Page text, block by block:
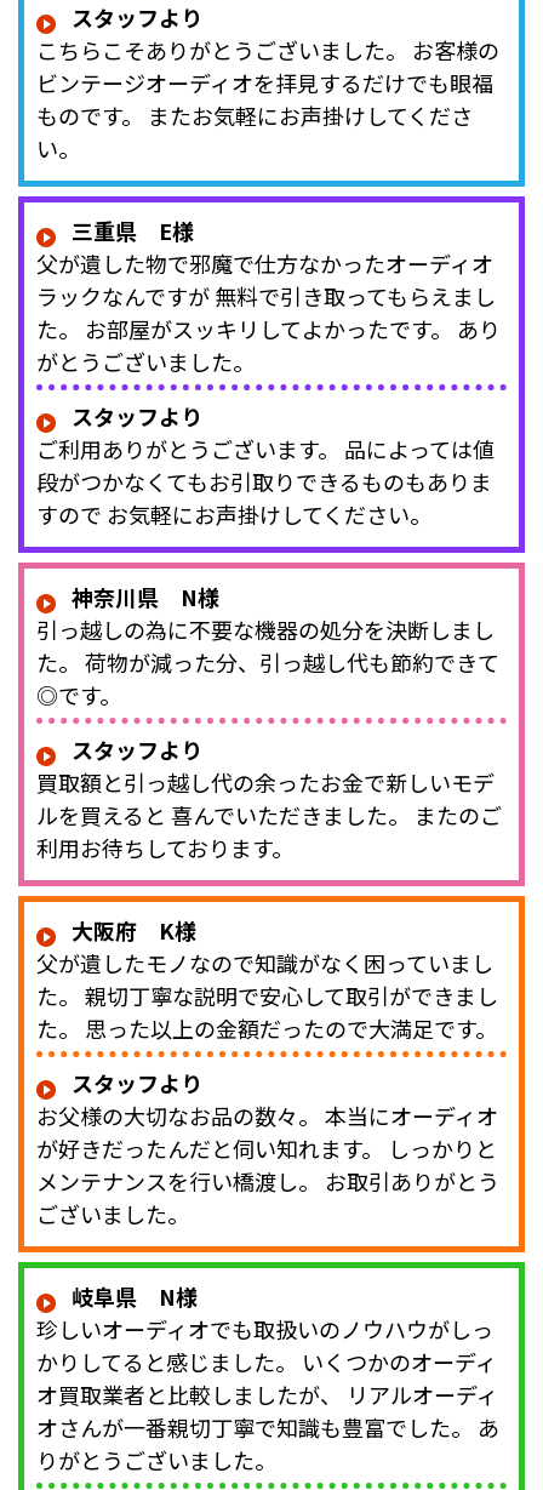
スタッフより
こちらこそありがとうございました。 お客様の
ビンテージオーディオを拝見するだけでも眼福
ものです。 またお気軽にお声掛けしてくださ
い。
三重県 E様
父が遺した物で邪魔で仕方なかったオーディオ
ラックなんですが 無料で引き取ってもらえまし
た。 お部屋がスッキリしてよかったです。 あり
がとうございました。
スタッフより
ご利用ありがとうございます。 品によっては値
段がつかなくてもお引取りできるものもありま
すので お気軽にお声掛けしてください。
神奈川県 N様
引っ越しの為に不要な機器の処分を決断しまし
た。 荷物が減った分、引っ越し代も節約できて
◎です。
スタッフより
買取額と引っ越し代の余ったお金で新しいモデ
ルを買えると 喜んでいただきました。 またのご
利用お待ちしております。
大阪府 K様
父が遺したモノなので知識がなく困っていまし
た。 親切丁寧な説明で安心して取引ができまし
た。 思った以上の金額だったので大満足です。
スタッフより
お父様の大切なお品の数々。 本当にオーディオ
が好きだったんだと伺い知れます。 しっかりと
メンテナンスを行い橋渡し。 お取引ありがとう
ございました。
岐阜県 N様
珍しいオーディオでも取扱いのノウハウがしっ
かりしてると感じました。 いくつかのオーディ
オ買取業者と比較しましたが、 リアルオーディ
オさんが一番親切丁寧で知識も豊富でした。 あ
りがとうございました。